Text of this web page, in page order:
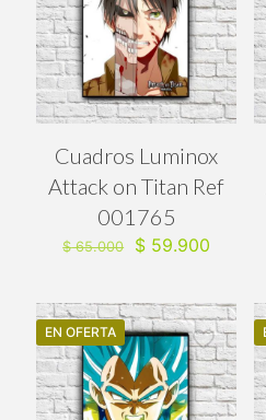
Cuadros Luminox
Attack on Titan Ref
001765
$65.000
El
era:
$ 65.000.
$ 59.900
es:
$
EN OFERTA